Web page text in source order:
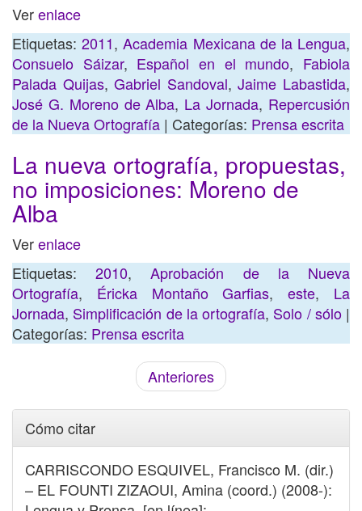
Verenlace
Etiquetas:2011,Academia Mexicana de la Lengua,
Consuelo Sáizar, Español en el mundo, Fabiola
Palada Quijas,Gabriel Sandoval,Jaime Labastida,
José G. Moreno de Alba, La Jornada, Repercusión
de la Nueva Ortografía | Categorías: Prensa escrita
La nueva ortografía, propuestas,
no imposiciones: Moreno de
Alba
Verenlace
Etiquetas:2010,Aprobación de la Nueva
Ortografía, Éricka Montaño Garfias,este, La
Jornada, Simplificación de la ortografía, Solo / sólo|
Categorías: Prensa escrita
Anteriores
Cómo citar
CARRISCONDO ESQUIVEL, Francisco M. (dir.)
– EL FOUNTI ZIZAOUI, Amina (coord.) (2008-):